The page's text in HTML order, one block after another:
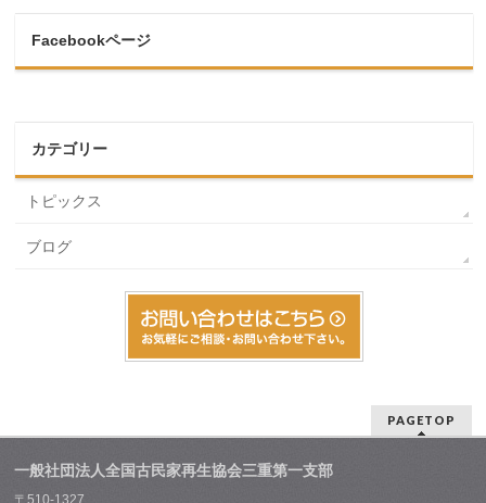
Facebookページ
カテゴリー
トピックス
ブログ
PAGETOP
一般社団法人全国古民家再生協会三重第一支部
〒510-1327